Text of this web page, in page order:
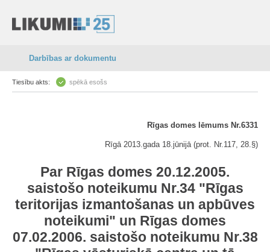
Darbības ar dokumentu
Tiesību akts: spēkā esošs
Rīgas domes lēmums Nr.6331
Rīgā 2013.gada 18.jūnijā (prot. Nr.117, 28.§)
Par Rīgas domes 20.12.2005.
saistošo noteikumu Nr.34 "Rīgas
teritorijas izmantošanas un apbūves
noteikumi" un Rīgas domes
07.02.2006. saistošo noteikumu Nr.38